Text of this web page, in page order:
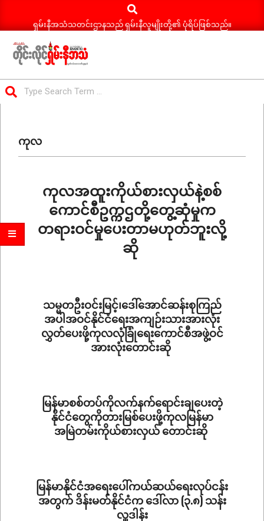
Search
ရှမ်းနီအသံသတင်းဌာနသည် ရှမ်းနီလူမျိုးတို့၏ ပုံရိပ်ဖြစ်သည်။
ရှမ်း
နီ
သတင်း
Menuကုလ
ကုလအထူးကိုယ်စားလှယ်နဲ့စစ်
ကောင်စီဥက္ကဌတို့တွေ့ဆုံမှုက
တရားဝင်မှုပေးတာမဟုတ်ဘူးလို့
ဆို
သမ္မတဦးဝင်းမြင့်၊ဒေါ်အောင်ဆန်းစုကြည်
အပါအဝင်နိုင်ငံရေးအကျဉ်းသားအားလုံး
လွှတ်ပေးဖို့ကုလလုံခြုံရေးကောင်စီအဖွဲ့ဝင်
အားလုံးတောင်းဆို
မြန်မာစစ်တပ်ကိုလက်နက်ရောင်းချပေးတဲ့
နိုင်ငံတွေကိုတားမြစ်ပေးဖို့ကုလမြန်မာ
အမြဲတမ်းကိုယ်စားလှယ် တောင်းဆို
မြန်မာနိုင်ငံအရေးပေါ်ကယ်ဆယ်ရေးလုပ်ငန်း
အတွက် ဒိန်းမတ်နိုင်ငံက ဒေါ်လာ (၃.၈) သန်း
လှူဒါန်း